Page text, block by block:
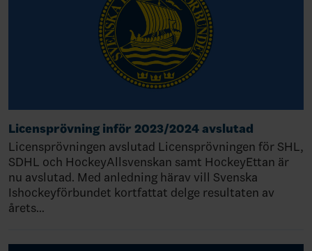
Licensprövning inför 2023/2024 avslutad
Licensprövningen avslutad Licensprövningen för SHL,
SDHL och HockeyAllsvenskan samt HockeyEttan är
nu avslutad. Med anledning härav vill Svenska
Ishockeyförbundet kortfattat delge resultaten av
årets…